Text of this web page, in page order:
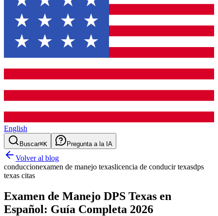
English
Buscar⌘K Pregunta a la IA
Volver al blog
conduccionexamen de manejo texaslicencia de conducir texasdps
texas citas
Examen de Manejo DPS Texas en
Español: Guía Completa 2026